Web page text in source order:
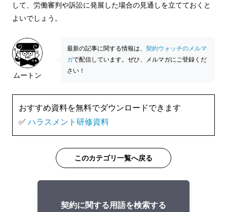
して、労働審判や訴訟に発展した場合の見通しを立てておくと
よいでしょう。
ムートン
最新の記事に関する情報は、 契約ウォッチのメルマ
ガで配信しています。ぜひ、メルマガにご登録くだ
さい！
おすすめ資料を無料でダウンロードできます
✅ ハラスメント研修資料
このカテゴリ一覧へ戻る
契約に関する用語を検索する